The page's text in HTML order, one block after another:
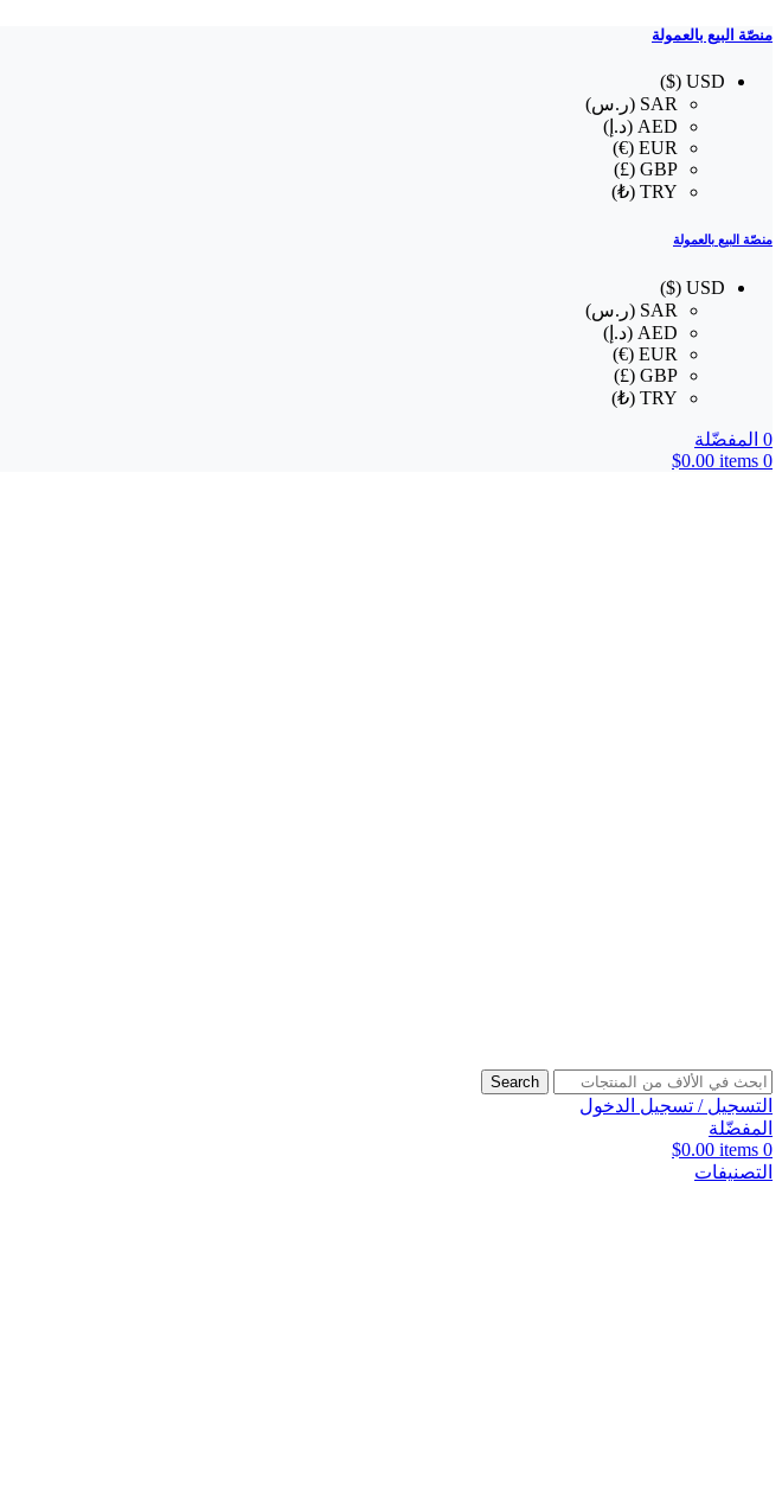
منصّة البيع بالعمولة
USD ($)
SAR (ر.س)
AED (د.إ)
EUR (€)
GBP (£)
TRY (₺)
منصّة البيع بالعمولة
USD ($)
SAR (ر.س)
AED (د.إ)
EUR (€)
GBP (£)
TRY (₺)
0 المفضّلة
0
items
$0.00
Search
التسجيل / تسجيل الدخول
المفضّلة
0
items
$0.00
التصنيفات